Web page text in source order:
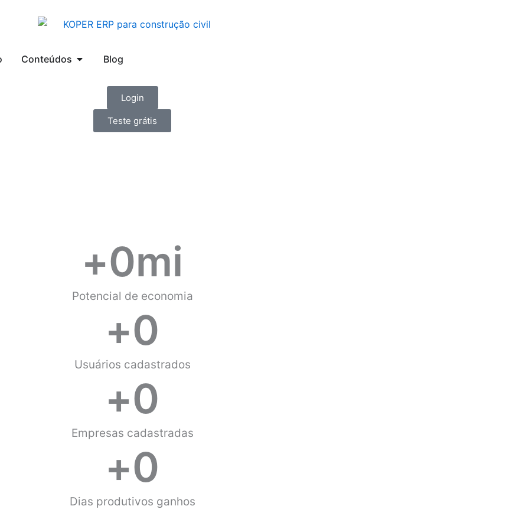
Conteúdos Abrir Conteúdos
Blog
Login
Teste grátis
Potencial de economia
+0mi
Usuários cadastrados
+0
Empresas cadastradas
+0
Dias produtivos ganhos
+0